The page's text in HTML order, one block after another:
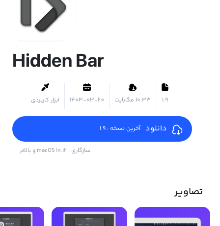
Hidden Bar
1.9 ۱۰.۳۳ مگابایت 1403-03-20 ابزار کاربردی
دانلود آخرین نسخه : 1.9
سازگاری : macOS 10.12 و بالاتر
تصاویر